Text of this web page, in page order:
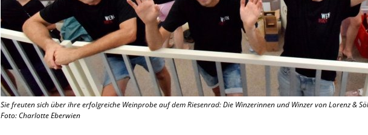
Sie freuten sich über ihre erfolgreiche Weinprobe auf dem Riesenrad: Die Winzerinnen und Winzer von Lorenz &
Foto: Charlotte Eberwien